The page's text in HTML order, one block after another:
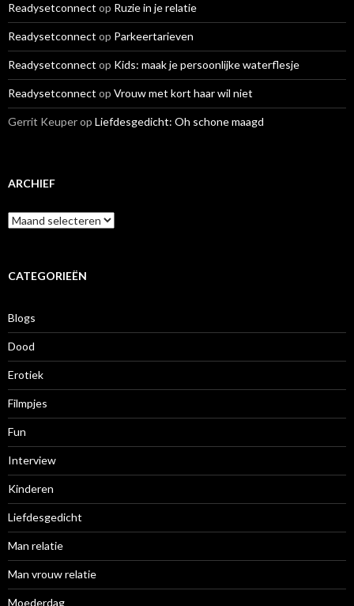
Readysetconnect op Ruzie in je relatie
Readysetconnect op Parkeertarieven
Readysetconnect op Kids: maak je persoonlijke waterflesje
Readysetconnect op Vrouw met kort haar wil niet
Gerrit Keuperop Liefdesgedicht: Oh schone maagd
ARCHIEF
A
r
iCATEGORIEËN
Blogs
Dood
Erotiek
Filmpjes
Fun
Interview
Kinderen
Liefdesgedicht
Man relatie
Man vrouw relatie
Moederdag